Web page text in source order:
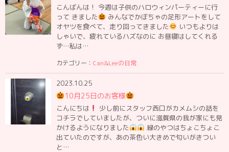
こんばんは！ 今週は子供のハロウィンパーティーに行
って きました
みんなでかぼちゃの足形アートをして
オヤツを食べて、走り回ってきました
いつもよりは
しゃいで、疲れているハズなのに お昼寝はしてくれる
ず…私は…
カテゴリー： Can&Leeの日常
2023.10.25
10月25日のお客様
こんにちは
少し前にスタッフ西口がカメムシの話を
コチラでしていましたが、ついに滋賀県の我が家にも見
かけるようになりました
緑のやつはちょこちょこ
出ていたのですが、あの茶色い大きめで匂いがきつい
と…